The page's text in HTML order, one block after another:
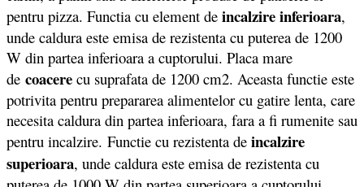
pentru pizza. Functia cu element de incalzire inferioara,
unde caldura este emisa de rezistenta cu puterea de 1200
W din partea inferioara a cuptorului. Placa mare
de coacere cu suprafata de 1200 cm2. Aceasta functie este
potrivita pentru prepararea alimentelor cu gatire lenta, care
necesita caldura din partea inferioara, fara a fi rumenite sau
pentru incalzire. Functie cu rezistenta de incalzire
superioara, unde caldura este emisa de rezistenta cu